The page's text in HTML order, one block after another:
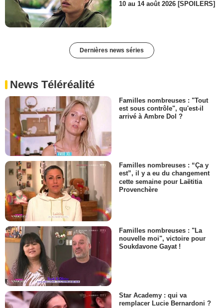
10 au 14 août 2026 [SPOILERS]
Dernières news séries
News Téléréalité
Familles nombreuses : "Tout
est sous contrôle", qu'est-il
arrivé à Ambre Dol ?
Familles nombreuses : “Ça y
est”, il y a eu du changement
cette semaine pour Laëtitia
Provenchère
Familles nombreuses : "La
nouvelle moi", victoire pour
Soukdavone Gayat !
Star Academy : qui va
remplacer Lucie Bernardoni ?